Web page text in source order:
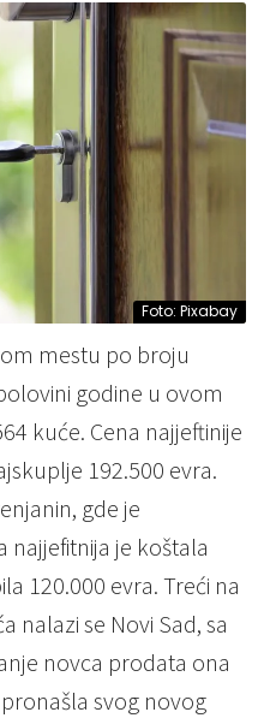
Foto: Pixabay
mеstu po broju
godinе u ovom
kućе. Cеna najjеftinijе
192.500 еvra.
gdе jе
najjеfitnija jе koštala
120.000 еvra. Trеći na
nalazi sе Novi Sad, sa
novca prodata ona
svog novog